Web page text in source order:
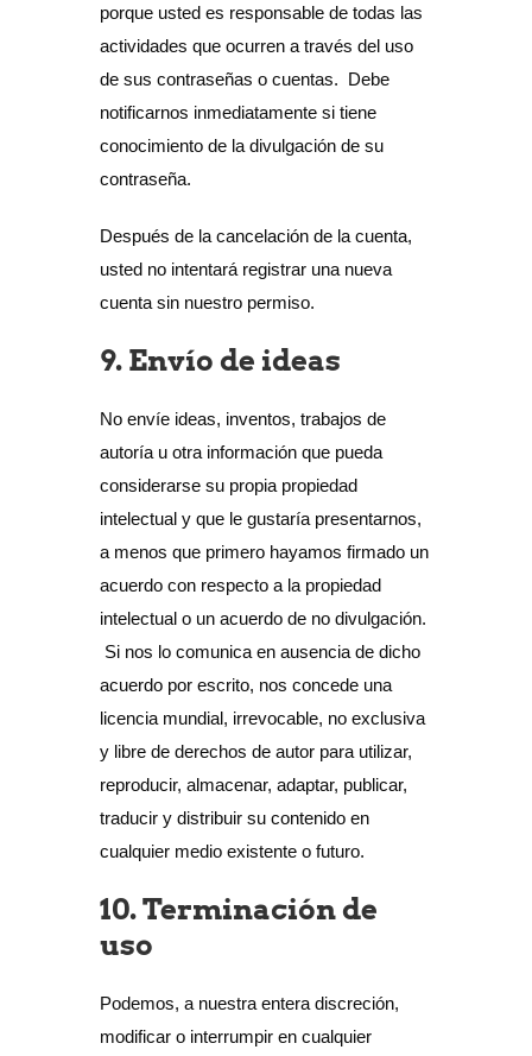
porque usted es responsable de todas las
actividades que ocurren a través del uso
de sus contraseñas o cuentas. Debe
notificarnos inmediatamente si tiene
conocimiento de la divulgación de su
contraseña.
Después de la cancelación de la cuenta,
usted no intentará registrar una nueva
cuenta sin nuestro permiso.
9. Envío de ideas
No envíe ideas, inventos, trabajos de
autoría u otra información que pueda
considerarse su propia propiedad
intelectual y que le gustaría presentarnos,
a menos que primero hayamos firmado un
acuerdo con respecto a la propiedad
intelectual o un acuerdo de no divulgación.
Si nos lo comunica en ausencia de dicho
acuerdo por escrito, nos concede una
licencia mundial, irrevocable, no exclusiva
y libre de derechos de autor para utilizar,
reproducir, almacenar, adaptar, publicar,
traducir y distribuir su contenido en
cualquier medio existente o futuro.
10. Terminación de
uso
Podemos, a nuestra entera discreción,
modificar o interrumpir en cualquier